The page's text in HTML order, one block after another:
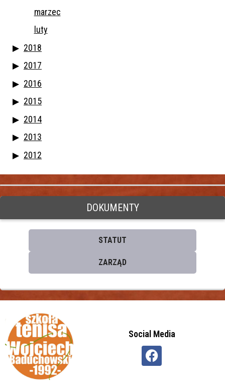
marzec
luty
2018
2017
2016
2015
2014
2013
2012
DOKUMENTY
STATUT
ZARZĄD
Social Media